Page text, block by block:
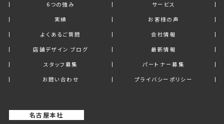
6つの強み
サービス
実績
お客様の声
よくあるご質問
会社情報
店舗デザイン ブログ
最新情報
スタッフ募集
パートナー募集
お問い合わせ
プライバシーポリシー
名古屋本社